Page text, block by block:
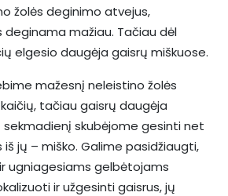
žolės deginimo atvejus,
deginama mažiau. Tačiau dėl
elgesio daugėja gaisrų miškuose.
mažesnį neleistino žolės
tačiau gaisrų daugėja
sekmadienį skubėjome gesinti net
jų – miško. Galime pasidžiaugti,
ugniagesiams gelbėtojams
ir užgesinti gaisrus, jų